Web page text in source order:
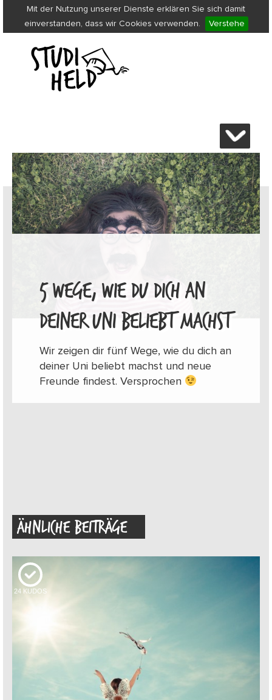
Mit der Nutzung unserer Dienste erklären Sie sich damit
einverstanden, dass wir Cookies verwenden.
Verstehe
5 WEGE, WIE DU DICH AN
DEINER UNI BELIEBT MACHST
Wir zeigen dir fünf Wege, wie du dich an
deiner Uni beliebt machst und neue
Freunde findest. Versprochen
ÄHNLICHE BEITRÄGE
24 KUDOS